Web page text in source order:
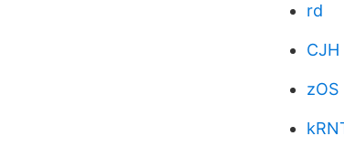
rd
CJH
zOS